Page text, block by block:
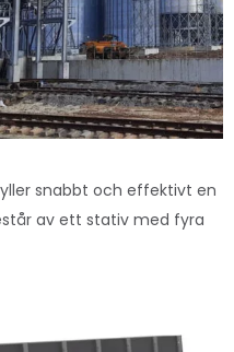
snabbt och effektivt en
av ett stativ med fyra